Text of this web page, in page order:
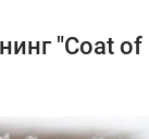
"Coat of